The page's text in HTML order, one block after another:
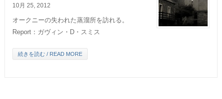
10月 25, 2012
オークニーの失われた蒸溜所を訪れる。
Report：ガヴィン・D・スミス
続きを読む / READ MORE